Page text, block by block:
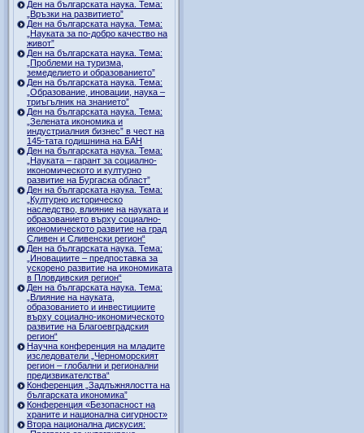
Ден на българската наука. Тема:
„Връзки на развитието”
Ден на българската наука. Тема:
„Науката за по-добро качество на
живот”
Ден на българската наука. Тема:
„Проблеми на туризма,
земеделието и образованието”
Ден на българската наука. Тема:
„Образование, иновации, наука –
триъгълник на знанието”
Ден на българската наука. Тема:
„Зелената икономика и
индустриалния бизнес” в чест на
145-тата годишнина на БАН
Ден на българската наука. Тема:
„Науката – гарант за социално-
икономическото и културно
развитие на Бургаска област”
Ден на българската наука. Тема:
„Културно историческо
наследство, влияние на науката и
образованието върху социално-
икономическото развитие на град
Сливен и Сливенски регион“
Ден на българската наука. Тема:
„Иновациите – предпоставка за
ускорено развитие на икономиката
в Пловдивския регион“
Ден на българската наука. Тема:
„Влияние на науката,
образованието и инвестициите
върху социално-икономическото
развитие на Благоевградския
регион“
Научна конференция на младите
изследователи „Черноморският
регион – глобални и регионални
предизвикателства“
Конференция „Задлъжнялостта на
българската икономика”
Конференция «Безопасност на
храните и национална сигурност»
Втора национална дискусия: